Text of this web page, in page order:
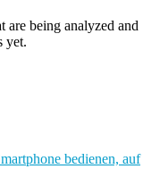
are being analyzed and
yet.